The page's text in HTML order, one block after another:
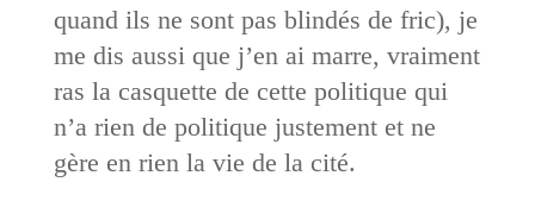
quand ils ne sont pas blindés de fric), je
me dis aussi que j’en ai marre, vraiment
ras la casquette de cette politique qui
n’a rien de politique justement et ne
gère en rien la vie de la cité.